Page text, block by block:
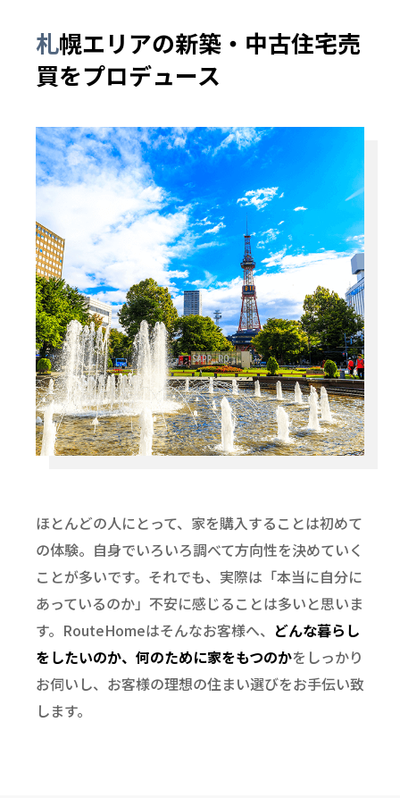
札幌エリアの新築・中古住宅売
買をプロデュース
ほとんどの人にとって、家を購入することは初めて
の体験。自身でいろいろ調べて方向性を決めていく
ことが多いです。それでも、実際は「本当に自分に
あっているのか」不安に感じることは多いと思いま
す。RouteHomeはそんなお客様へ、 どんな暮らし
をしたいのか、何のために家をもつのかをしっかり
お伺いし、お客様の理想の住まい選びをお手伝い致
します。